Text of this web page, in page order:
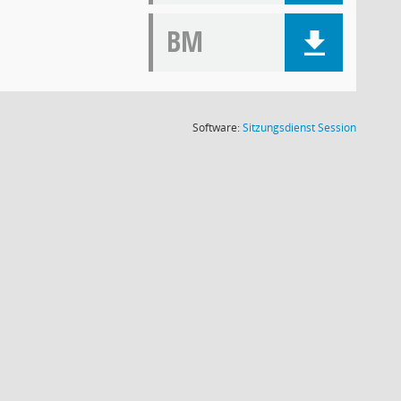
BM
Software:SitzungsdienstSession(Wird in